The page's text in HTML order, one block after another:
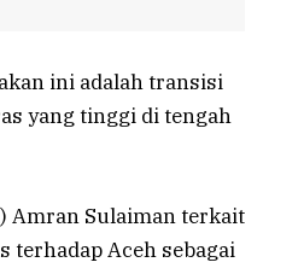
ini adalah transisi
yang tinggi di tengah
Amran Sulaiman terkait
Aceh sebagai